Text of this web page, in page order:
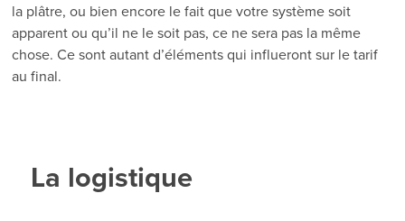
la plâtre, ou bien encore le fait que votre système soit
apparent ou qu’il ne le soit pas, ce ne sera pas la même
chose. Ce sont autant d’éléments qui influeront sur le tarif
au final.
La logistique